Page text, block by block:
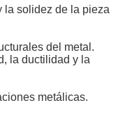
la solidez de la pieza
del metal.
la ductilidad y la
metálicas.